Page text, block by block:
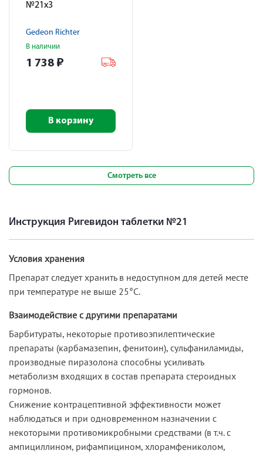
№21х3
Gedeon Richter
В наличии
1 738 ₽
В корзину
Смотреть все
Инструкция Ригевидон таблетки №21
Условия хранения
Препарат следует хранить в недоступном для детей месте
при температуре не выше 25°C.
Взаимодействие с другими препаратами
Барбитураты, некоторые противоэпилептические
препараты (карбамазепин, фенитоин), сульфаниламиды,
производные пиразолона способны усиливать
метаболизм входящих в состав препарата стероидных
гормонов.
Снижение контрацептивной эффективности может
наблюдаться и при одновременном назначении с
некоторыми противомикробными средствами (в т.ч. с
ампициллином, рифампицином, хлорамфениколом,